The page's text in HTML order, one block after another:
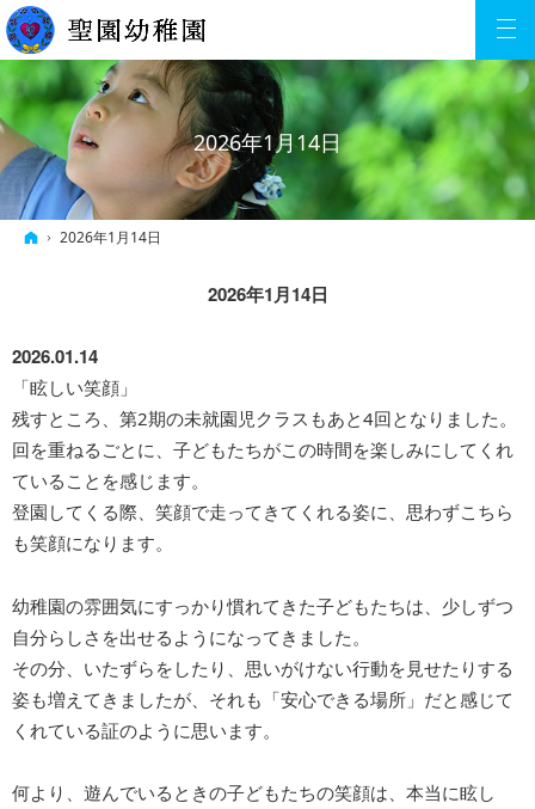
2026年1月14日
ホーム
2026年1月14日
2026年1月14日
2026.01.14
「眩しい笑顔」
残すところ、第2期の未就園児クラスもあと4回となりました。
回を重ねるごとに、子どもたちがこの時間を楽しみにしてくれ
ていることを感じます。
登園してくる際、笑顔で走ってきてくれる姿に、思わずこちら
も笑顔になります。
幼稚園の雰囲気にすっかり慣れてきた子どもたちは、少しずつ
自分らしさを出せるようになってきました。
その分、いたずらをしたり、思いがけない行動を見せたりする
姿も増えてきましたが、それも「安心できる場所」だと感じて
くれている証のように思います。
何より、遊んでいるときの子どもたちの笑顔は、本当に眩し